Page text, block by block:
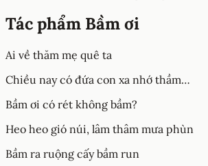
Tác phẩm Bầm ơi
Ai về thăm mẹ quê ta
Chiều nay có đứa con xa nhớ thầm…
Bầm ơi có rét không bầm?
Heo heo gió núi, lâm thâm mưa phùn
Bầm ra ruộng cấy bầm run